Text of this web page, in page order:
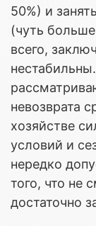
50%) и
(чуть
всего,
невозврата
хозяйстве
условий и
нередко
того, что не
достаточно